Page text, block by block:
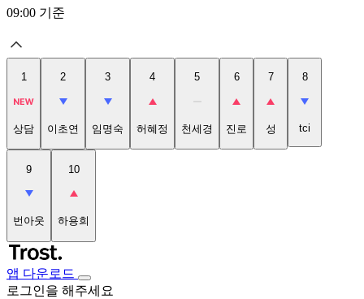
09:00 기준
1
상담
2
이초연
3
임명숙
4
허혜정
5
천세경
6
진로
7
성
8
tci
9
번아웃
10
하용희
앱 다운로드
로그인을 해주세요